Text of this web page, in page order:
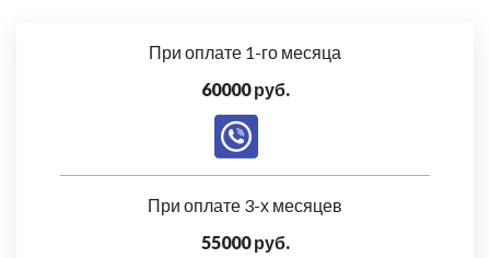
При оплате 1-го месяца
60000 руб.
При оплате 3-х месяцев
55000 руб.